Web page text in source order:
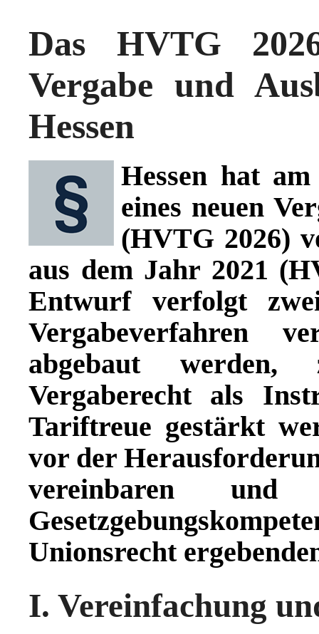
Das HVTG
Vergabe und
Hessen
Hessen hat
eines neuen
(HVTG 2026)
aus dem Jahr 2021
Entwurf verfolgt
Vergabeverfahren
abgebaut
Vergaberecht als
Tariftreue gestärkt
vor der
vereinbaren
Unionsrecht
I. Vereinfachung